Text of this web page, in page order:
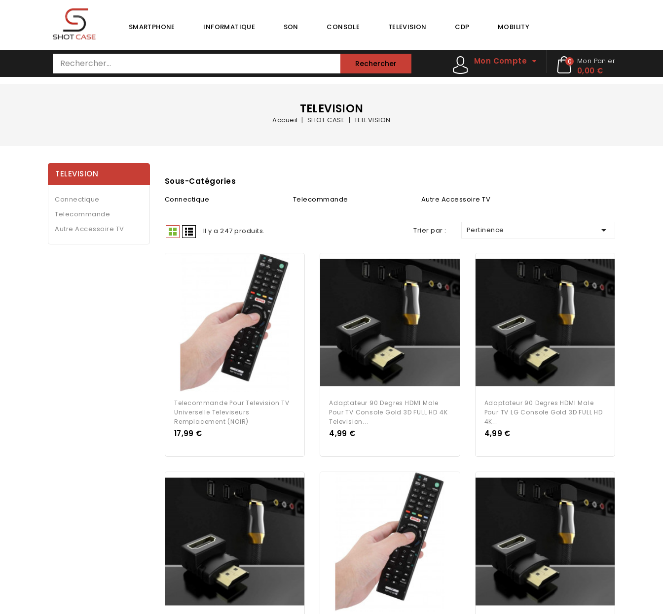
SMARTPHONE INFORMATIQUE SON CONSOLE TELEVISION CDP MOBILITY
Mon Panier
0,00 €
0
Mon Compte
Rechercher
TELEVISION
Accueil SHOT CASE TELEVISION
TELEVISION
Connectique
Telecommande
Autre Accessoire TV
Sous-Catégories
Connectique Telecommande Autre Accessoire TV
Il y a 247 produits. Trier par : Pertinence 
Telecommande Pour Television TV
Universelle Televiseurs
Remplacement (NOIR)
Prix
17,99 €
Adaptateur 90 Degres HDMI Male
Pour TV Console Gold 3D FULL HD 4K
Television...
Prix
4,99 €
Adaptateur 90 Degres HDMI Male
Pour TV LG Console Gold 3D FULL HD
4K...
Prix
4,99 €